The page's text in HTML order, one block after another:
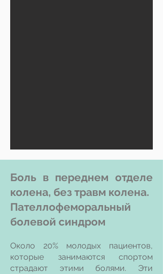
Боль в переднем отделе
колена, без травм колена.
Пателлофеморальный
болевой синдром
Около 20% молодых пациентов,
которые занимаются спортом
страдают этими болями. Эти